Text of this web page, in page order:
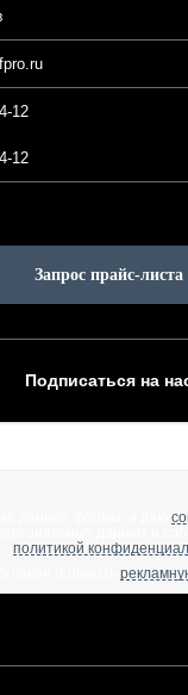
12
12
Запрос прайс-листа
Подписаться на
политикой